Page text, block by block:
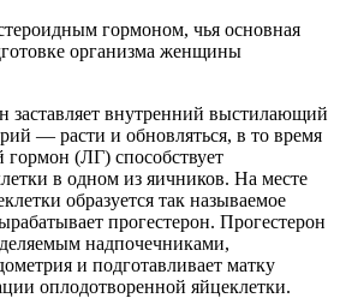
гормоном, чья основная
организма женщины
заставляет внутренний выстилающий
— расти и обновляться, в то время
(ЛГ) способствует
в одном из яичников. На месте
образуется так называемое
прогестерон. Прогестерон
надпочечниками,
и подготавливает матку
оплодотворенной яйцеклетки.